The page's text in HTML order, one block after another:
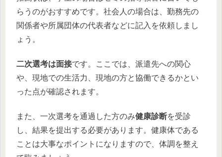
らうのがおすすめです。社会人の場合は、勤務先の
関係者や所属団体の代表者などに記入を依頼しまし
ょう。
二次選考は面接です。ここでは、派遣先への関心
や、現地での生活力、現地の方と協働できるかとい
った点が確認されます。
また、一次選考を通過した方のみ健康診断を受診
し、結果を提出する必要があります。健康体である
ことは大事なポイントになりますので、体調を整え